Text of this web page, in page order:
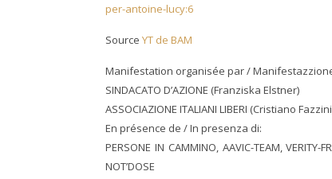
per-antoine-lucy:6
Source YT de BAM
Manifestation organisée par /
SINDACATO D’AZIONE (Franziska Elstner)
ASSOCIAZIONE ITALIANI LIBERI (Cristiano
En présence de / In presenza di:
PERSONE IN CAMMINO, AAVIC-TEAM, VERITY-
NOT’DOSE